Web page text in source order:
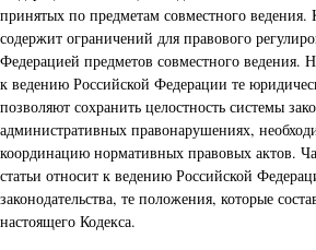
принятых по предметам совместного
содержит ограничений для правового
Федерацией предметов совместного ведения.
к ведению Российской Федерации те
позволяют сохранить целостность системы
административных правонарушениях,
координацию нормативных правовых актов.
статьи относит к ведению Российской
законодательства, те положения, которые
настоящего Кодекса.